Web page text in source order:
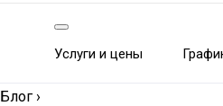
Услуги и цены
Блог ›